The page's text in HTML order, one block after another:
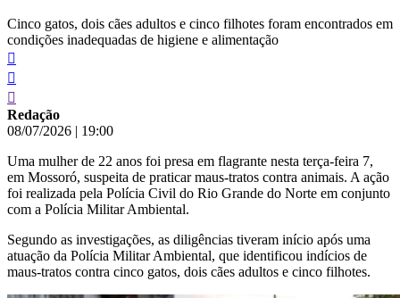
Cinco gatos, dois cães adultos e cinco filhotes foram encontrados em
condições inadequadas de higiene e alimentação
Redação
08/07/2026 | 19:00
Uma mulher de 22 anos foi presa em flagrante nesta terça-feira 7,
em Mossoró, suspeita de praticar maus-tratos contra animais. A ação
foi realizada pela Polícia Civil do Rio Grande do Norte em conjunto
com a Polícia Militar Ambiental.
Segundo as investigações, as diligências tiveram início após uma
atuação da Polícia Militar Ambiental, que identificou indícios de
maus-tratos contra cinco gatos, dois cães adultos e cinco filhotes.